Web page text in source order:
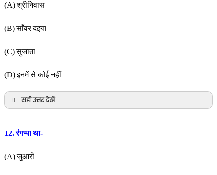
(A) श्रीनिवास
(B) साँवर दइया
(C) सुजाता
(D) इनमें से कोई नहीं
सही उत्तर देखें
12. रंगप्पा था-
(A) जुआरी